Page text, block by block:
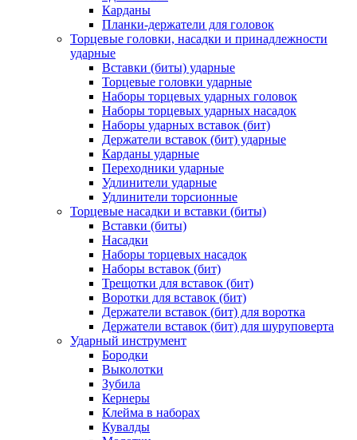
Карданы
Планки-держатели для головок
Торцевые головки, насадки и принадлежности
ударные
Вставки (биты) ударные
Торцевые головки ударные
Наборы торцевых ударных головок
Наборы торцевых ударных насадок
Наборы ударных вставок (бит)
Держатели вставок (бит) ударные
Карданы ударные
Переходники ударные
Удлинители ударные
Удлинители торсионные
Торцевые насадки и вставки (биты)
Вставки (биты)
Насадки
Наборы торцевых насадок
Наборы вставок (бит)
Трещотки для вставок (бит)
Воротки для вставок (бит)
Держатели вставок (бит) для воротка
Держатели вставок (бит) для шуруповерта
Ударный инструмент
Бородки
Выколотки
Зубила
Кернеры
Клейма в наборах
Кувалды